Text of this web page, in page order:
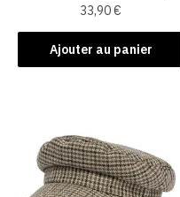
33,90€
Ajouter au panier